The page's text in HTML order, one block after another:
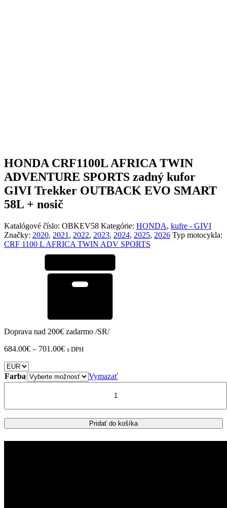
HONDA CRF1100L AFRICA TWIN
ADVENTURE SPORTS zadný kufor
GIVI Trekker OUTBACK EVO SMART
58L + nosič
Katalógové číslo: OBKEV58 Kategórie: HONDA, kufre - GIVI
Značky: 2020, 2021 , 2022, 2023, 2024, 2025, 2026 Typ motocykla:
CRF 1100 L AFRICA TWIN ADV SPORTS
Doprava nad 200€ zadarmo /SR/
684.00€ – 701.00€Price
through
701.00€
s DPH
Farba
Vymazať
TWIN
ADVENTURE
SPORTS
Pridať do košíka